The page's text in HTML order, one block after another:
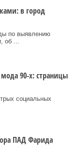
в город
по выявлению
об ...
90-х: страницы
социальных
ПАД Фарида